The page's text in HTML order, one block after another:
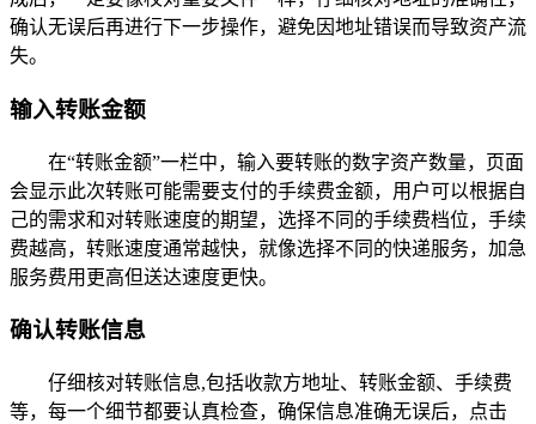
确认无误后再进行下一步操作，避免因地址错误而导致资产流
失。
输入转账金额
在“转账金额”一栏中，输入要转账的数字资产数量，页面
会显示此次转账可能需要支付的手续费金额，用户可以根据自
己的需求和对转账速度的期望，选择不同的手续费档位，手续
费越高，转账速度通常越快，就像选择不同的快递服务，加急
服务费用更高但送达速度更快。
确认转账信息
仔细核对转账信息,包括收款方地址、转账金额、手续费
等，每一个细节都要认真检查，确保信息准确无误后，点击